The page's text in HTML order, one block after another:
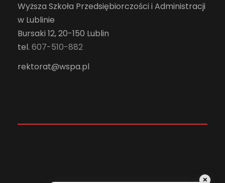
Wyższa Szkoła Przedsiębiorczości i Administracji
w Lublinie
Bursaki 12, 20-150 Lublin
tel. 607-510-882
rektorat@wspa.pl
✕